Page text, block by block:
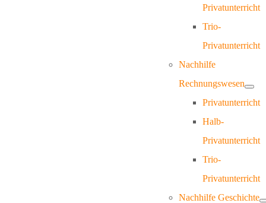
Privatunterricht
Trio-
Privatunterricht
Nachhilfe
Rechnungswesen
Privatunterricht
Halb-
Privatunterricht
Trio-
Privatunterricht
Nachhilfe Geschichte